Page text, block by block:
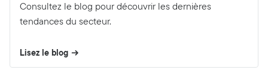
Consultez le blog pour découvrir les dernières
tendances du secteur.
Lisez le blog